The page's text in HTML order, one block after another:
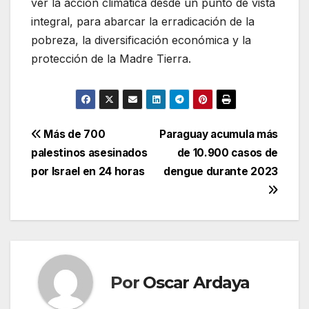
integral, para abarcar la erradicación de la
pobreza, la diversificación económica y la
protección de la Madre Tierra.
Navegación
de
Paraguay acumula más
de 10.900 casos de
dengue durante 2023
Más de 700
palestinos asesinados
por Israel en 24 horas
Por Oscar Ardaya